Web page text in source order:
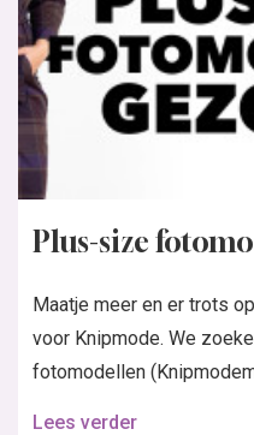
Plus-size
Maatje meer en er trots
voor Knipmode. We
fotomodellen
Lees verder